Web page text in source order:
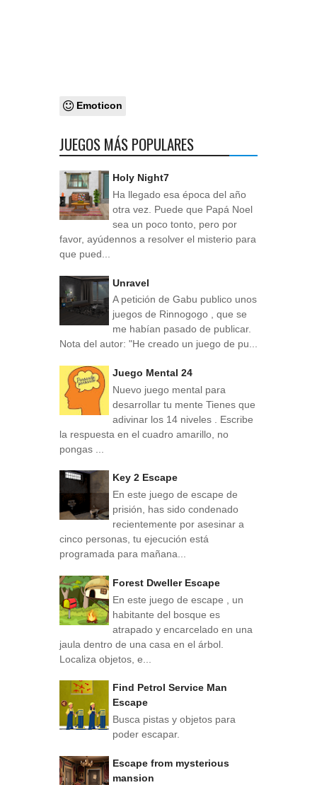
Emoticon
JUEGOS MÁS POPULARES
Holy Night7
Ha llegado esa época del año
otra vez. Puede que Papá Noel
sea un poco tonto, pero por
favor, ayúdennos a resolver el misterio para
que pued...
Unravel
A petición de Gabu publico unos
juegos de Rinnogogo , que se
me habían pasado de publicar.
Nota del autor: "He creado un juego de pu...
Juego Mental 24
Nuevo juego mental para
desarrollar tu mente Tienes que
adivinar los 14 niveles . Escribe
la respuesta en el cuadro amarillo, no
pongas ...
Key 2 Escape
En este juego de escape de
prisión, has sido condenado
recientemente por asesinar a
cinco personas, tu ejecución está
programada para mañana...
Forest Dweller Escape
En este juego de escape , un
habitante del bosque es
atrapado y encarcelado en una
jaula dentro de una casa en el árbol.
Localiza objetos, e...
Find Petrol Service Man
Escape
Busca pistas y objetos para
poder escapar.
Escape from mysterious
mansion